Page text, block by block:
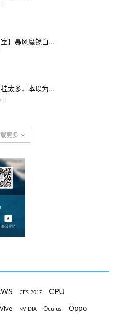
室】暴风魔镜白...
太多，本以为...
更多
CES 2017 CPU
NVIDIA Oculus Oppo